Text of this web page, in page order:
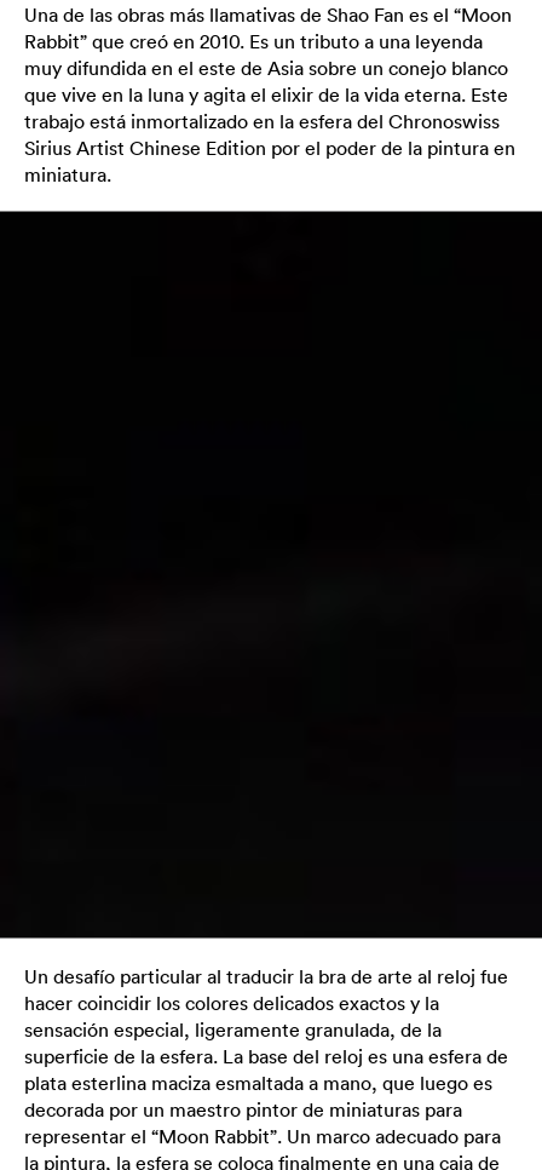
Una de las obras más llamativas de Shao Fan es el “Moon
Rabbit” que creó en 2010. Es un tributo a una leyenda
muy difundida en el este de Asia sobre un conejo blanco
que vive en la luna y agita el elixir de la vida eterna. Este
trabajo está inmortalizado en la esfera del Chronoswiss
Sirius Artist Chinese Edition por el poder de la pintura en
miniatura.
Un desafío particular al traducir la bra de arte al reloj fue
hacer coincidir los colores delicados exactos y la
sensación especial, ligeramente granulada, de la
superficie de la esfera. La base del reloj es una esfera de
plata esterlina maciza esmaltada a mano, que luego es
decorada por un maestro pintor de miniaturas para
representar el “Moon Rabbit”. Un marco adecuado para
la pintura, la esfera se coloca finalmente en una caja de